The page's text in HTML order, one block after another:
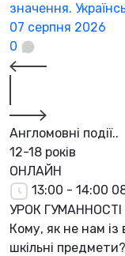
значення.
07 серпня 2026
0
Англомовні події..
12-18 років
ОНЛАЙН
13:00 - 14:00
УРОК
Кому, як не нам
шкільні